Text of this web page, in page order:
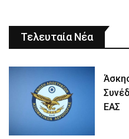
Τελευταία Νέα
ΕΑΣ